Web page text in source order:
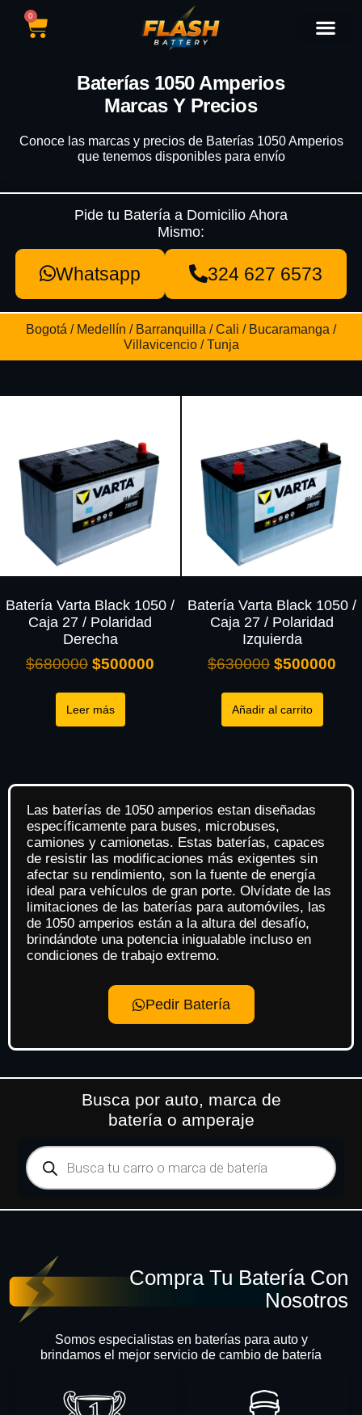
0
Baterías 1050 Amperios
Marcas Y Precios
Conoce las marcas y precios de Baterías 1050 Amperios
que tenemos disponibles para envío
Pide tu Batería a Domicilio Ahora
Mismo:
Whatsapp 324 627 6573
Bogotá / Medellín / Barranquilla / Cali / Bucaramanga /
Villavicencio / Tunja
Batería Varta Black 1050 /
Caja 27 / Polaridad
Derecha
$680000 $500000
Leer más
Batería Varta Black 1050 /
Caja 27 / Polaridad
Izquierda
$630000 $500000
Añadir al carrito
Las baterías de 1050 amperios estan diseñadas
específicamente para buses, microbuses,
camiones y camionetas. Estas baterías, capaces
de resistir las modificaciones más exigentes sin
afectar su rendimiento, son la fuente de energía
ideal para vehículos de gran porte. Olvídate de las
limitaciones de las baterías para automóviles, las
de 1050 amperios están a la altura del desafío,
brindándote una potencia inigualable incluso en
condiciones de trabajo extremo.
Pedir Batería
Busca por auto, marca de
batería o amperaje
Compra Tu Batería Con
Nosotros
Somos especialistas en baterías para auto y
brindamos el mejor servicio de cambio de batería